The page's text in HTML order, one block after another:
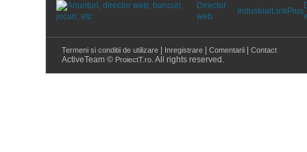
Director
web
Industrial LinkPlus
Termeni si conditii de utilizare| Inregistrare| Comentarii| Contact
ActiveTeam © ProiectT.ro. All rights reserved.